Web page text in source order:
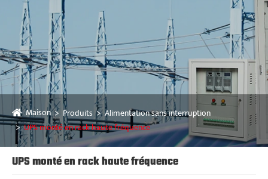
Maison Produits
Alimentation sans interruption
UPS monté en rack haute fréquence
UPS monté en rack haute fréquence